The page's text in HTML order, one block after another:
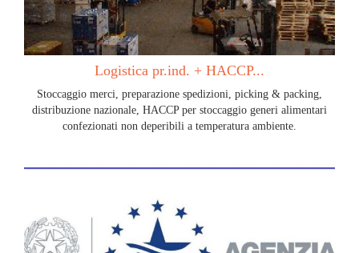
Logistica pr.ind. + HACCP...
Stoccaggio merci, preparazione spedizioni, picking & packing,
distribuzione nazionale, HACCP per stoccaggio generi alimentari
confezionati non deperibili a temperatura ambiente.